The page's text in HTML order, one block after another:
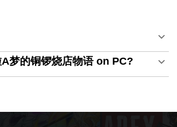
的铜锣烧店物语 on PC?